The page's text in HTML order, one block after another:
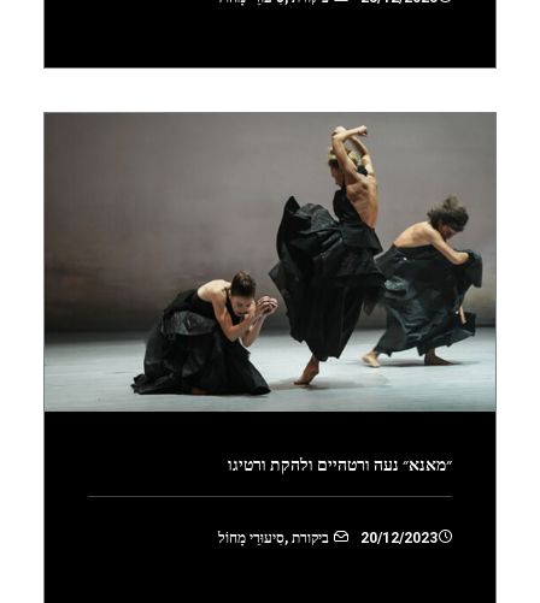
״מאנא״ נעה ורטהיים ולהקת ורטיגו
20/12/2023 ביקורת ,סִיעוּרֵי מָחוֹל